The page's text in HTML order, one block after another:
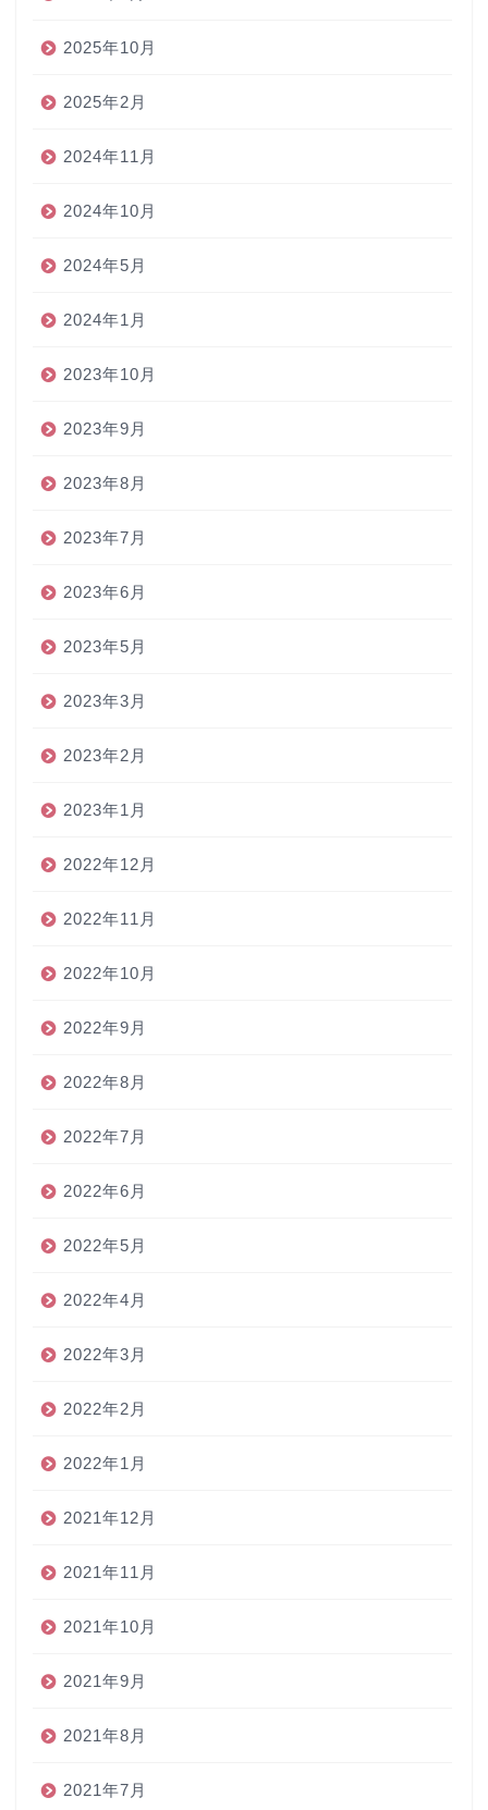
2025年10月
2025年2月
2024年11月
2024年10月
2024年5月
2024年1月
2023年10月
2023年9月
2023年8月
2023年7月
2023年6月
2023年5月
2023年3月
2023年2月
2023年1月
2022年12月
2022年11月
2022年10月
2022年9月
2022年8月
2022年7月
2022年6月
2022年5月
2022年4月
2022年3月
2022年2月
2022年1月
2021年12月
2021年11月
2021年10月
2021年9月
2021年8月
2021年7月